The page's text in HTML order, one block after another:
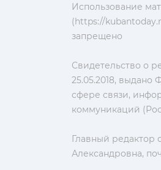
Использование
(https://
запрещено
Свидетельство о
25.05.2018, выдано
сфере связи,
коммуникаций
Главный редактор
Александровна,